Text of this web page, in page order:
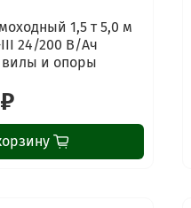
1,5 т 5,0 м
III 24/200 В/Ач
и опоры